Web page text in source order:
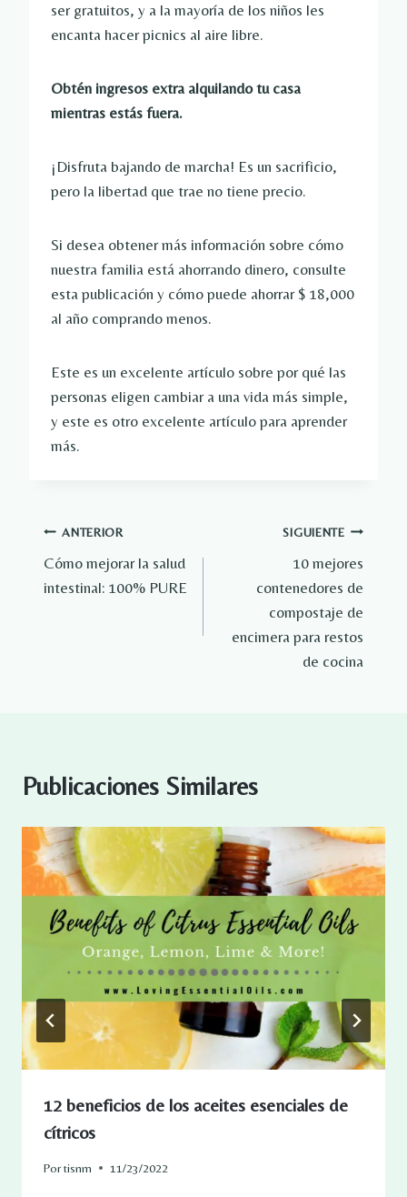
ser gratuitos, y a la mayoría de los niños les
encanta hacer picnics al aire libre.
Obtén ingresos extra alquilando tu casa
mientras estás fuera.
¡Disfruta bajando de marcha! Es un sacrificio,
pero la libertad que trae no tiene precio.
Si desea obtener más información sobre cómo
nuestra familia está ahorrando dinero, consulte
esta publicación y cómo puede ahorrar $ 18,000
al año comprando menos.
Este es un excelente artículo sobre por qué las
personas eligen cambiar a una vida más simple,
y este es otro excelente artículo para aprender
más.
Navegación
de
ANTERIOR
Cómo mejorar la salud
intestinal: 100% PURE
SIGUIENTE
10 mejores
contenedores de
compostaje de
encimera para restos
de cocina
Publicaciones Similares
12 beneficios de los aceites esenciales de
cítricos
Portisnm 11/23/2022